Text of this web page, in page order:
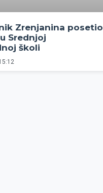
Zrenjanina posetio
Srednjoj
školi